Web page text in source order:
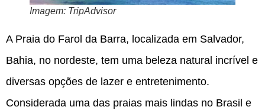
Imagem: TripAdvisor
A Praia do Farol da Barra, localizada em Salvador,
Bahia, no nordeste, tem uma beleza natural incrível e
diversas opções de lazer e entretenimento.
Considerada uma das praias mais lindas no Brasil e